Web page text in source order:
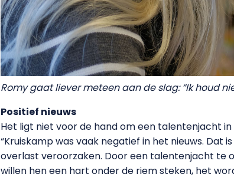
Romy gaat liever meteen aan de slag: “Ik houd
Positief nieuws
Het ligt niet voor de hand om een talentenjacht
“Kruiskamp was vaak negatief in het nieuws. Dat
overlast veroorzaken. Door een talentenjacht te
willen hen een hart onder de riem steken, het